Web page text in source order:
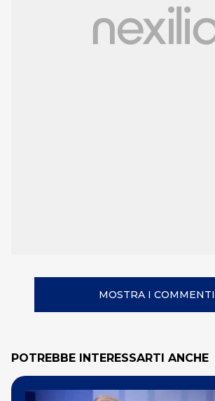
MOSTRA I COMMENTI
POTREBBE INTERESSARTI ANCHE